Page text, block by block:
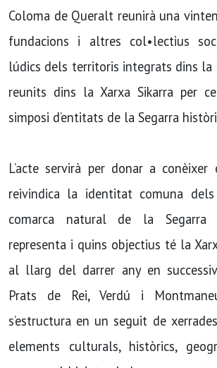
Coloma de Queralt reunirà una
fundacions i altres col•lectius
lúdics dels territoris integrats dins la
reunits dins la Xarxa Sikarra per
simposi d’entitats de la Segarra
L’acte servirà per donar a
reivindica la identitat comuna
comarca natural de la
representa i quins objectius té la
al llarg del darrer any en
Prats de Rei, Verdú i
s’estructura en un seguit de
elements culturals, històrics,